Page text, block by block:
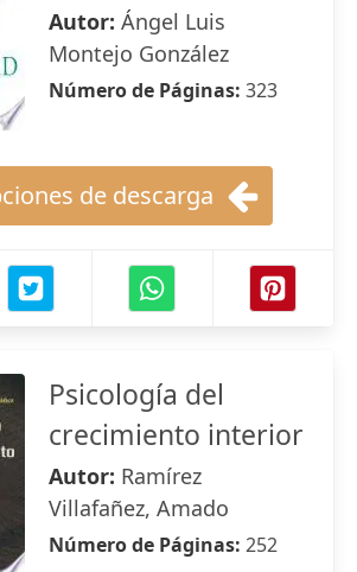
Autor: Ángel Luis
Montejo González
Número de Páginas: 323
de descarga
Psicología del
crecimiento interior
Autor: Ramírez
Villafañez, Amado
Número de Páginas: 252